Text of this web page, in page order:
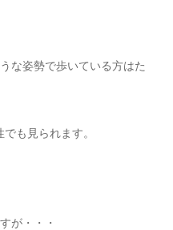
な姿勢で歩いている方はた
も見られます。
が・・・